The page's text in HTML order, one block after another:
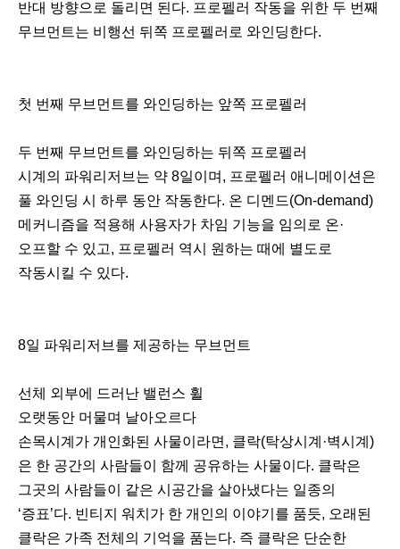
반대 방향으로 돌리면 된다. 프로펠러 작동을 위한 두 번째
무브먼트는 비행선 뒤쪽 프로펠러로 와인딩한다.
첫 번째 무브먼트를 와인딩하는 앞쪽 프로펠러
두 번째 무브먼트를 와인딩하는 뒤쪽 프로펠러
시계의 파워리저브는 약 8일이며, 프로펠러 애니메이션은
풀 와인딩 시 하루 동안 작동한다. 온 디멘드(On-demand)
메커니즘을 적용해 사용자가 차임 기능을 임의로 온·
오프할 수 있고, 프로펠러 역시 원하는 때에 별도로
작동시킬 수 있다.
8일 파워리저브를 제공하는 무브먼트
선체 외부에 드러난 밸런스 휠
오랫동안 머물며 날아오르다
손목시계가 개인화된 사물이라면, 클락(탁상시계·벽시계)
은 한 공간의 사람들이 함께 공유하는 사물이다. 클락은
그곳의 사람들이 같은 시공간을 살아냈다는 일종의
‘증표’다. 빈티지 워치가 한 개인의 이야기를 품듯, 오래된
클락은 가족 전체의 기억을 품는다. 즉 클락은 단순한